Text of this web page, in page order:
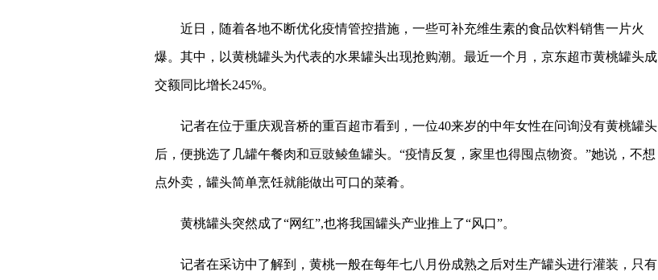
近日，随着各地不断优化疫情管控措施，一些可补充维生素的食品饮料销售一片火
爆。其中，以黄桃罐头为代表的水果罐头出现抢购潮。最近一个月，京东超市黄桃罐头成
交额同比增长245%。
记者在位于重庆观音桥的重百超市看到，一位40来岁的中年女性在问询没有黄桃罐头
后，便挑选了几罐午餐肉和豆豉鲮鱼罐头。“疫情反复，家里也得囤点物资。”她说，不想
点外卖，罐头简单烹饪就能做出可口的菜肴。
黄桃罐头突然成了“网红”,也将我国罐头产业推上了“风口”。
记者在采访中了解到，黄桃一般在每年七八月份成熟之后对生产罐头进行灌装，只有